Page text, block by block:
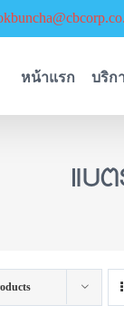
หน้าแรก บริก
แบ